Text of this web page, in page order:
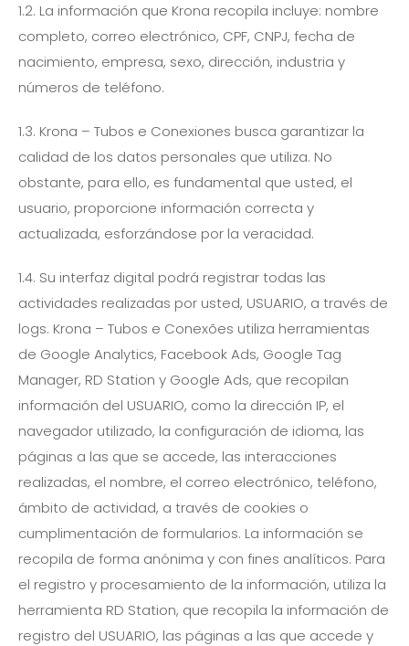
1.2. La información que Krona recopila incluye: nombre
completo, correo electrónico, CPF, CNPJ, fecha de
nacimiento, empresa, sexo, dirección, industria y
números de teléfono.
1.3. Krona – Tubos e Conexiones busca garantizar la
calidad de los datos personales que utiliza. No
obstante, para ello, es fundamental que usted, el
usuario, proporcione información correcta y
actualizada, esforzándose por la veracidad.
1.4. Su interfaz digital podrá registrar todas las
actividades realizadas por usted, USUARIO, a través de
logs. Krona – Tubos e Conexões utiliza herramientas
de Google Analytics, Facebook Ads, Google Tag
Manager, RD Station y Google Ads, que recopilan
información del USUARIO, como la dirección IP, el
navegador utilizado, la configuración de idioma, las
páginas a las que se accede, las interacciones
realizadas, el nombre, el correo electrónico, teléfono,
ámbito de actividad, a través de cookies o
cumplimentación de formularios. La información se
recopila de forma anónima y con fines analíticos. Para
el registro y procesamiento de la información, utiliza la
herramienta RD Station, que recopila la información de
registro del USUARIO, las páginas a las que accede y